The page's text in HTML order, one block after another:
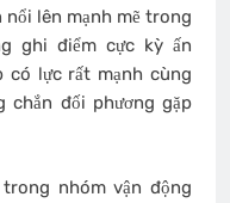
nổi lên mạnh mẽ trong
ghi điểm cực kỳ ấn
có lực rất mạnh cùng
chắn đối phương gặp
nhóm vận động